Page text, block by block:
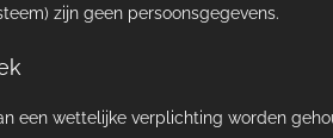
zijn geen persoonsgegevens.
een wettelijke verplichting worden